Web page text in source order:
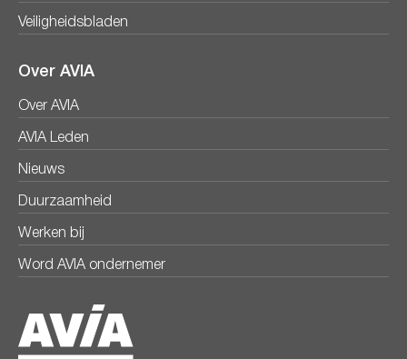
Veiligheidsbladen
Over AVIA
Over AVIA
AVIA Leden
Nieuws
Duurzaamheid
Werken bij
Word AVIA ondernemer